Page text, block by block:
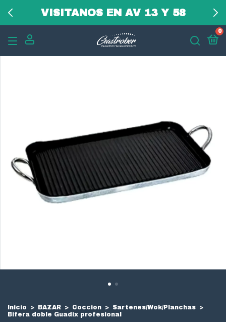
VISITANOS EN AV 13 Y 58
0
Inicio > BAZAR > Coccion > Sartenes/Wok/Planchas >
Bifera doble Guadix profesional